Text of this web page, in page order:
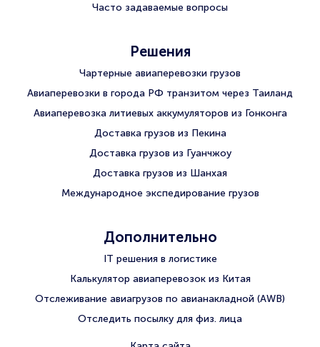
Часто задаваемые вопросы
Решения
Чартерные авиаперевозки грузов
Авиаперевозки в города РФ транзитом через Таиланд
Авиаперевозка литиевых аккумуляторов из Гонконга
Доставка грузов из Пекина
Доставка грузов из Гуанчжоу
Доставка грузов из Шанхая
Международное экспедирование грузов
Дополнительно
IT решения в логистике
Калькулятор авиаперевозок из Китая
Отслеживание авиагрузов по авианакладной (AWB)
Отследить посылку для физ. лица